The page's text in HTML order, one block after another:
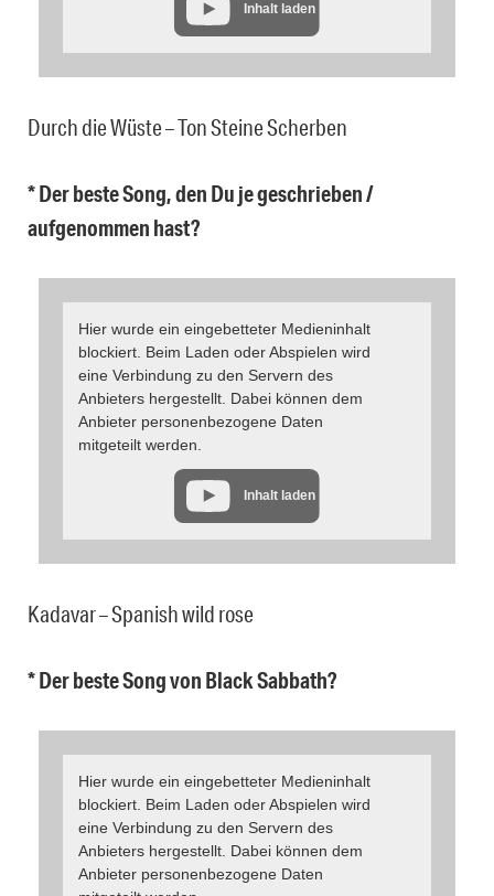
Inhalt laden
Durch die Wüste – Ton Steine Scherben
* Der beste Song, den Du je geschrieben /
aufgenommen hast?
Hier wurde ein eingebetteter Medieninhalt
blockiert. Beim Laden oder Abspielen wird
eine Verbindung zu den Servern des
Anbieters hergestellt. Dabei können dem
Anbieter personenbezogene Daten
mitgeteilt werden.
Inhalt laden
Kadavar – Spanish wild rose
* Der beste Song von Black Sabbath?
Hier wurde ein eingebetteter Medieninhalt
blockiert. Beim Laden oder Abspielen wird
eine Verbindung zu den Servern des
Anbieters hergestellt. Dabei können dem
Anbieter personenbezogene Daten